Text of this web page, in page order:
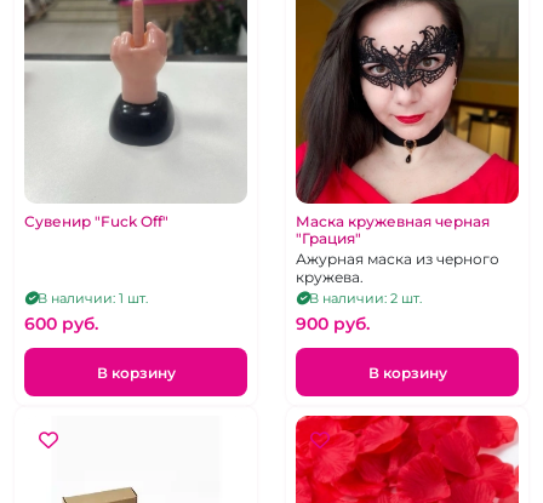
Сувенир "Fuck Off"
В наличии: 1 шт.
600 pуб.
В корзину
Маска кружевная черная
"Грация"
Ажурная маска из черного
кружева.
В наличии: 2 шт.
900 pуб.
В корзину